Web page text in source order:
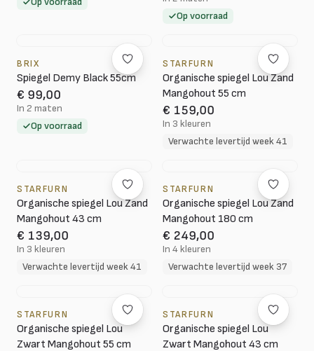
Op voorraad
BRIX
Spiegel Demy Black 55cm
€ 99,00
In 2 maten
Op voorraad
STARFURN
Organische spiegel Lou Zand
Mangohout 55 cm
€ 159,00
In 3 kleuren
Verwachte levertijd week 41
STARFURN
Organische spiegel Lou Zand
Mangohout 43 cm
€ 139,00
In 3 kleuren
Verwachte levertijd week 41
STARFURN
Organische spiegel Lou Zand
Mangohout 180 cm
€ 249,00
In 4 kleuren
Verwachte levertijd week 37
STARFURN
Organische spiegel Lou
Zwart Mangohout 55 cm
STARFURN
Organische spiegel Lou
Zwart Mangohout 43 cm